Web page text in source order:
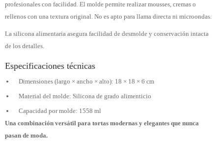
profesionales con facilidad. El molde permite realizar mousses, cremas o
rellenos con una textura original. No es apto para llama directa ni microondas.
La silicona alimentaria asegura facilidad de desmolde y conservación intacta
de los detalles.
Especificaciones técnicas
Dimensiones (largo × ancho × alto): 18 × 18 × 6 cm
Material del molde: Silicona de grado alimenticio
Capacidad por molde: 1558 ml
Una combinación versátil para tortas modernas y elegantes que nunca
pasan de moda.